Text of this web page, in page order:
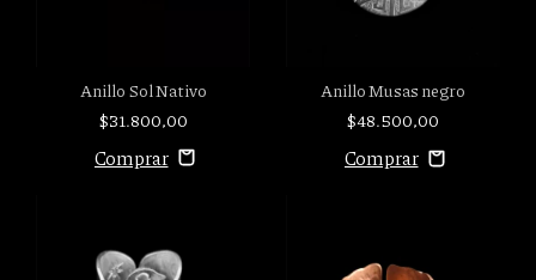
Anillo Sol Nativo
$31.800,00
Anillo Musas negro
$48.500,00